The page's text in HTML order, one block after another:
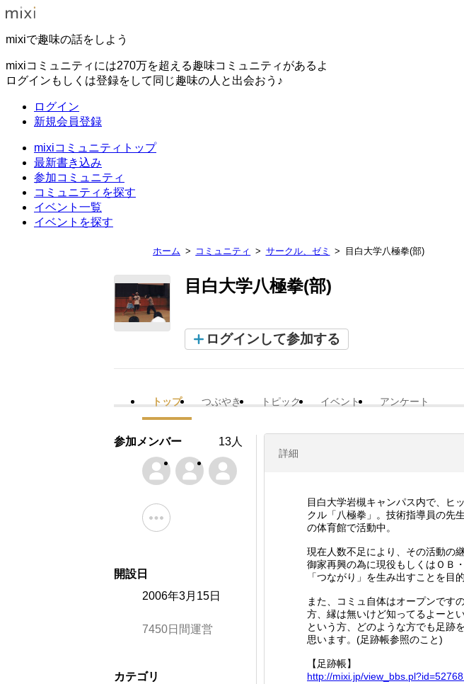
mixiで趣味の話をしよう
mixiコミュニティには270万を超える趣味コミュニティがあるよ
ログインもしくは登録をして同じ趣味の人と出会おう♪
ログイン
新規会員登録
mixiコミュニティトップ
最新書き込み
参加コミュニティ
コミュニティを探す
イベント一覧
イベントを探す
ホーム コミュニティ サークル、ゼミ 目白大学八極拳(部)
目白大学八極拳(部)
ログインして参加する
トップ つぶやき トピック イベント アンケート
詳細
目白大学岩槻キャンパス内で、ヒ
クル「八極拳」。技術指導員の先
の体育館で活動中。
現在人数不足により、その活動の
御家再興の為に現役もしくはＯＢ
「つながり」を生み出すことを目
また、コミュ自体はオープンです
方、縁は無いけど知ってるよーと
という方、どのような方でも足跡
思います。(足跡帳参照のこと)
【足跡帳】
http://mixi.jp/view_bbs.pl?id=52768
参加メンバー 13人
開設日
2006年3月15日
7450日間運営
カテゴリ